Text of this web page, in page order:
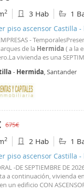
2 3 Hab 1
piso ascensor Castilla
-
de la Hermida ( a la
vivienda es una
el segundo con cama
- Hermida, Santander
675€
2 2 Hab 1
piso ascensor Castilla
-DE SEPTIEMBRE DE
a continuación, vivienda
un edificio CON